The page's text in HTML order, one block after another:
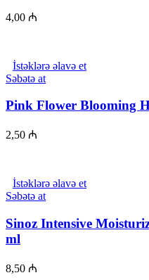
4,00 ₼
İstəklərə əlavə et
Səbətə at
Pink Flower Blooming
2,50 ₼
İstəklərə əlavə et
Səbətə at
Sinoz Intensive
ml
8,50 ₼